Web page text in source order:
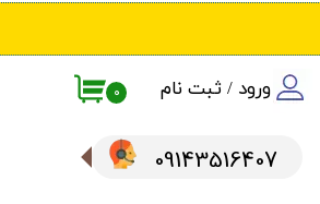
ورود / ثبت نام
تغییر گذر واژه
۰
09143516407​​​​​​​